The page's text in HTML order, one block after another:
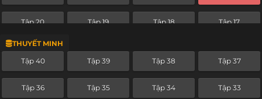
Tập 20 Tập 19 Tập 18 Tập 17
Tập 16
THUYẾT MINH
Tập 40 Tập 39 Tập 38 Tập 37
Tập 36 Tập 35 Tập 34 Tập 33